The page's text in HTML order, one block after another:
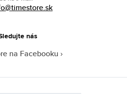
nás
na Facebooku